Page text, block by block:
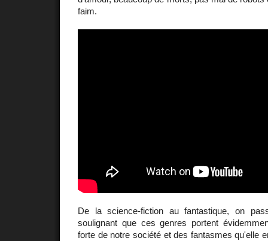
faim.
De la science-fiction au fantastique, on
soulignant que ces genres portent
forte de notre société et des fantasmes qu'elle